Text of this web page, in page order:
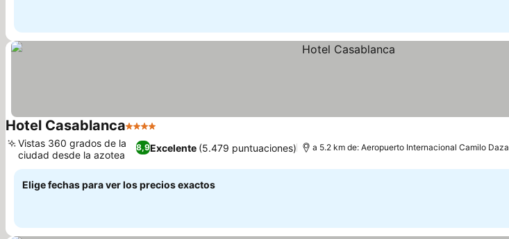
Hotel Casablanca4 Estrellas
8,9Excelente (5.479 puntuaciones)
Vistas 360 grados de la
ciudad desde la azotea
a 5.2 km de: Aeropuerto Internacional Camilo Daza
Elige fechas para ver los precios exactos